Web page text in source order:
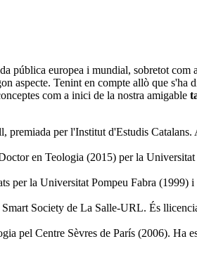
pública europea i mundial, sobretot com
aspecte. Tenint en compte allò que s'ha
com a inici de la nostra amigable
per l'Institut d'Estudis Catalans.
en Teologia (2015) per la
la Universitat Pompeu Fabra (1999)
Society de La Salle-URL. És
Centre Sèvres de París (2006). Ha